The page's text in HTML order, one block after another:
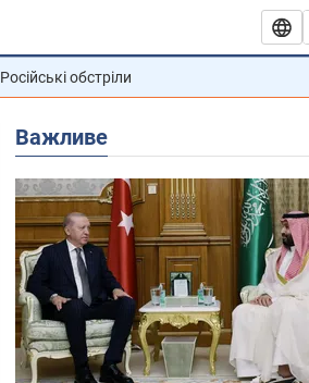
Російські обстріли
Важливе